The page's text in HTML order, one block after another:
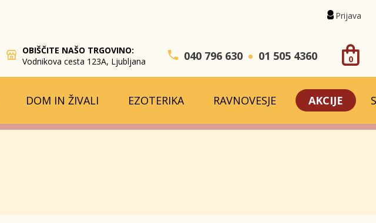
OBIŠČITE NAŠO TRGOVINO:
Vodnikova cesta 123A, Ljubljana
040 796 630 01 505 4360 0
Prijava
DOM IN ŽIVALI EZOTERIKA RAVNOVESJE AKCIJE